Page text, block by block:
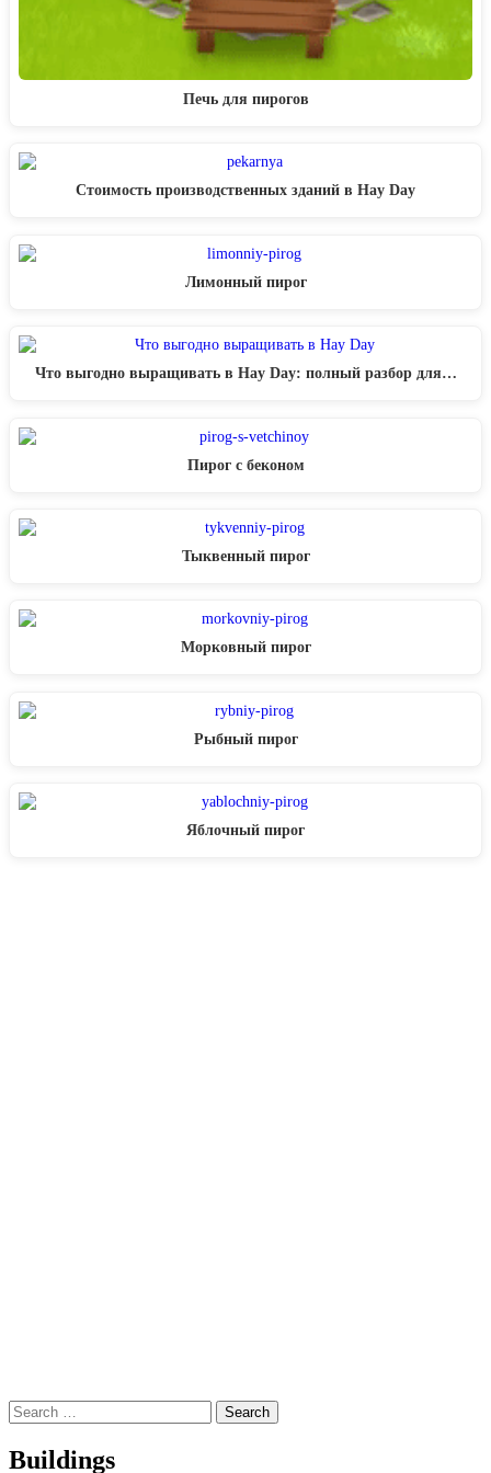
Печь для пирогов
Стоимость производственных зданий в Hay Day
Лимонный пирог
Что выгодно выращивать в Hay Day: полный разбор для…
Пирог с беконом
Тыквенный пирог
Морковный пирог
Рыбный пирог
Яблочный пирог
Buildings